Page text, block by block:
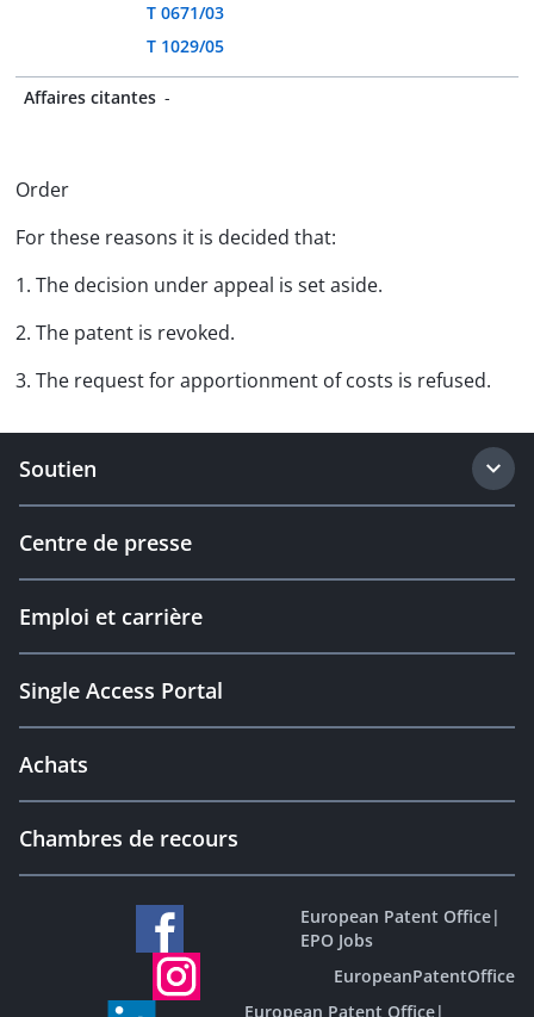
T 0671/03
T 1029/05
Affaires citantes -
Order
For these reasons it is decided that:
1. The decision under appeal is set aside.
2. The patent is revoked.
3. The request for apportionment of costs is refused.
Soutien
Centre de presse
Emploi et carrière
Single Access Portal
Achats
Chambres de recours
European Patent Office|
EPO Jobs
EuropeanPatentOffice
European Patent Office|